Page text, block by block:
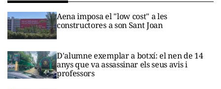
Aena imposa el "low cost" a les
constructores a son Sant Joan
D'alumne exemplar a botxí: el nen de 14
anys que va assassinar els seus avis i
professors